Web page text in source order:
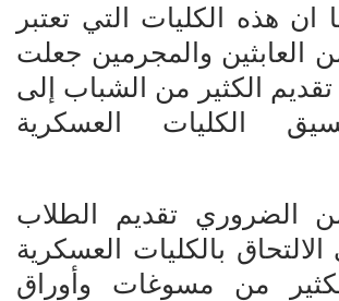
ان هذه الكليات التي تعتبر
العابثين والمجرمين جعلت
الكثير من الشباب إلى
الكليات العسكرية
الضروري تقديم الطلاب
الالتحاق بالكليات العسكرية
من مسوغات وأوراق